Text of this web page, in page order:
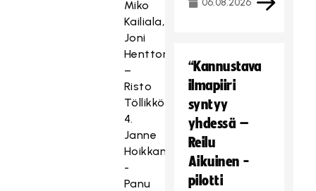
Miko
Kailiala,
Joni
Henttonen
–
Risto
Töllikkö
4.
Janne
Hoikkanen
-
Panu
06.08.2026
“Kannustava
ilmapiiri
syntyy
yhdessä –
Reilu
Aikuinen -
pilotti